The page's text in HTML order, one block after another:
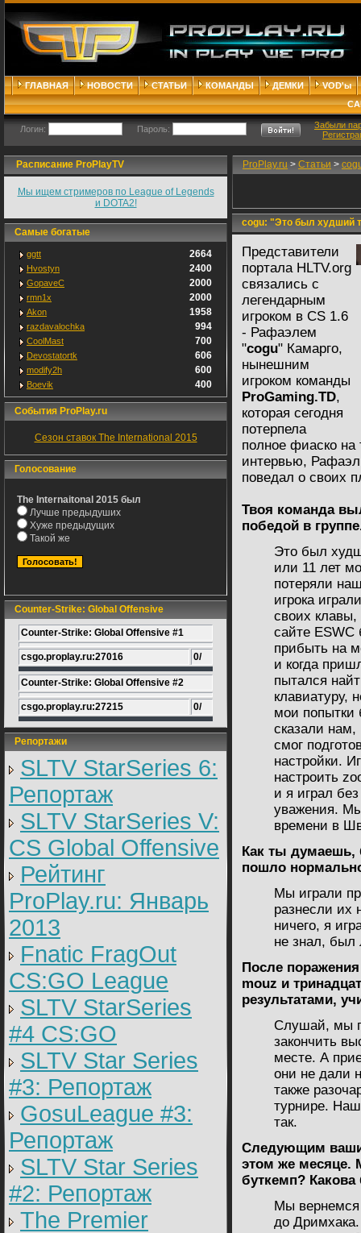
ГЛАВНАЯ НОВОСТИ СТАТЬИ КОМАНДЫ ДЕМКИ
VOD'ы
Логин: Пароль:
Забыли
Расписание ProPlayTV
Мы ищем стримеров по League of Legends
и DOTA2!
Самые богатые
ggtt 2664
Hvostyn 2400
GopaveC 2000
rmn1x 2000
Akon 1958
razdavalochka 994
CoolMast 700
Devostatortk 606
modify2h 600
Boevik 400
События ProPlay.ru
Сезон ставок The International 2015
Голосование
The Internaitonal 2015 был
Лучше предыдуших
Хуже предыдущих
Такой же
Counter-Strike: Global Offensive
Counter-Strike: Global Offensive #1
csgo.proplay.ru:27016 0/
Counter-Strike: Global Offensive #2
csgo.proplay.ru:27215 0/
Репортажи
SLTV StarSeries 6:
Репортаж
SLTV StarSeries V:
CS Global Offensive
Рейтинг
ProPlay.ru: Январь
2013
Fnatic FragOut
CS:GO League
SLTV StarSeries
#4 CS:GO
SLTV Star Series
#3: Репортаж
GosuLeague #3:
Репортаж
SLTV Star Series
#2: Репортаж
The Premier
ProPlay.ru > Статьи >
cogu: "Это был худший
Представители
портала HLTV.org
связались с
легендарным
игроком в CS 1.6
- Рафаэлем
"cogu" Камарго,
нынешним
игроком команды
ProGaming.TD,
которая сегодня
потерпела
полное фиаско на
интервью,
поведал о своих
Твоя команда
победой в
Это был
или 11 лет
потеряли
игрока
своих клавы,
сайте
прибыть на
и когда
пытался
клавиатуру,
мои
сказали нам,
смог
настройки.
настроить
и я играл
уважения. Мы
времени в
Как ты думаешь,
пошло
Мы играли
разнесли их
ничего, я
не знал, был
После
mouz и
результатами,
Слушай, мы
закончить
месте. А
они не дали
также
турнире.
так.
Следующим
этом же месяце.
буткемп?
Мы
до